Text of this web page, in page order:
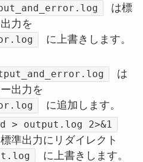
は標
力を
に上書きします。
は
出力を
に追加します。
> output.log 2>&1
準出力にリダイレクト
に上書きします。